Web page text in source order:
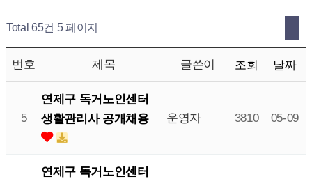
Total 65건 5 페이지
번호 제목 글쓴이 조회 날짜
5
연제구 독거노인센터
생활관리사 공개채용
운영자 3810 05-09
연제구 독거노인센터